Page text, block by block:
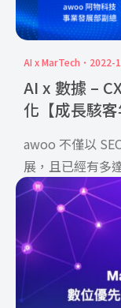
AI x MarTech 2022-
AI x 數據 –
化【成長駭客
awoo 不僅以
展，且已經有多
[…]